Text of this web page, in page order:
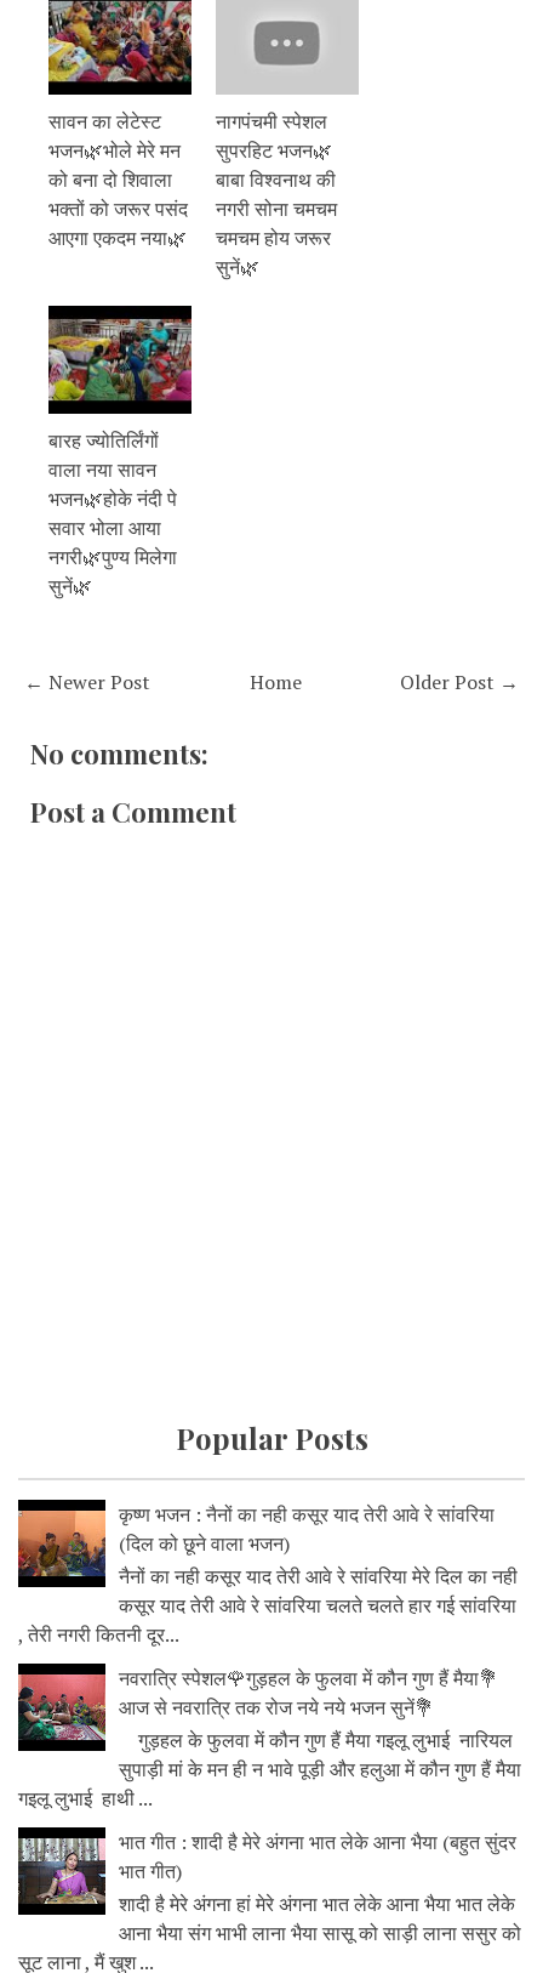
सावन का लेटेस्ट
भजन🌿भोले मेरे मन
को बना दो शिवाला
भक्तों को जरूर पसंद
आएगा एकदम नया🌿
नागपंचमी स्पेशल
सुपरहिट भजन🌿
बाबा विश्वनाथ की
नगरी सोना चमचम
चमचम होय जरूर
सुनें🌿
बारह ज्योतिर्लिंगों
वाला नया सावन
भजन🌿होके नंदी पे
सवार भोला आया
नगरी🌿पुण्य मिलेगा
सुनें🌿
← Newer Post Older Post →
Home
No comments:
Post a Comment
Popular Posts
कृष्ण भजन : नैनों का नही कसूर याद तेरी आवे रे सांवरिया
(दिल को छूने वाला भजन)
नैनों का नही कसूर याद तेरी आवे रे सांवरिया मेरे दिल का नही
कसूर याद तेरी आवे रे सांवरिया चलते चलते हार गई सांवरिया
, तेरी नगरी कितनी दूर...
नवरात्रि स्पेशल🌹गुड़हल के फुलवा में कौन गुण हैं मैया💐
आज से नवरात्रि तक रोज नये नये भजन सुनें💐
गुड़हल के फुलवा में कौन गुण हैं मैया गइलू लुभाई नारियल
सुपाड़ी मां के मन ही न भावे पूड़ी और हलुआ में कौन गुण हैं मैया
गइलू लुभाई हाथी ...
भात गीत : शादी है मेरे अंगना भात लेके आना भैया (बहुत सुंदर
भात गीत)
शादी है मेरे अंगना हां मेरे अंगना भात लेके आना भैया भात लेके
आना भैया संग भाभी लाना भैया सासू को साड़ी लाना ससुर को
सूट लाना , मैं खुश ...